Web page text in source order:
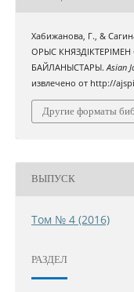
Хабижанова, Г., &
ОРЫС
БАЙЛАНЫСТАРЫ.Asian
извлечено от http://
Другие форматы
ВЫПУСК
Том № 4 (2016)
РАЗДЕЛ